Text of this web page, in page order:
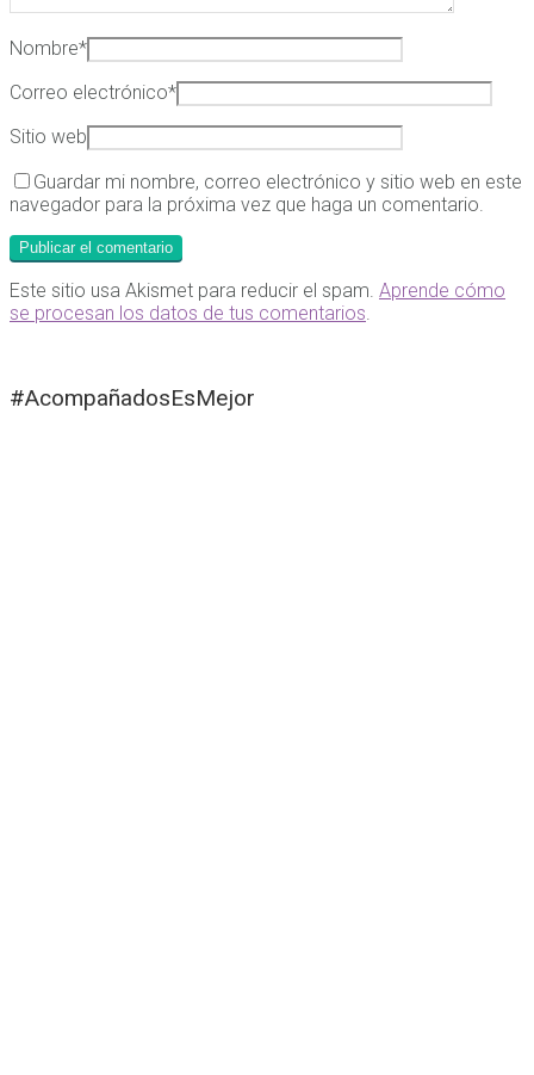
Nombre*
Correo electrónico*
Sitio web
Guardar mi nombre, correo electrónico y sitio web en este
navegador para la próxima vez que haga un comentario.
Este sitio usa Akismet para reducir el spam. Aprende cómo
se procesan los datos de tus comentarios.
#AcompañadosEsMejor